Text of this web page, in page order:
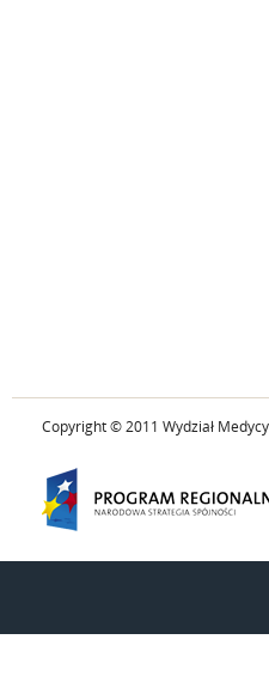
Copyright © 2011 Wydział